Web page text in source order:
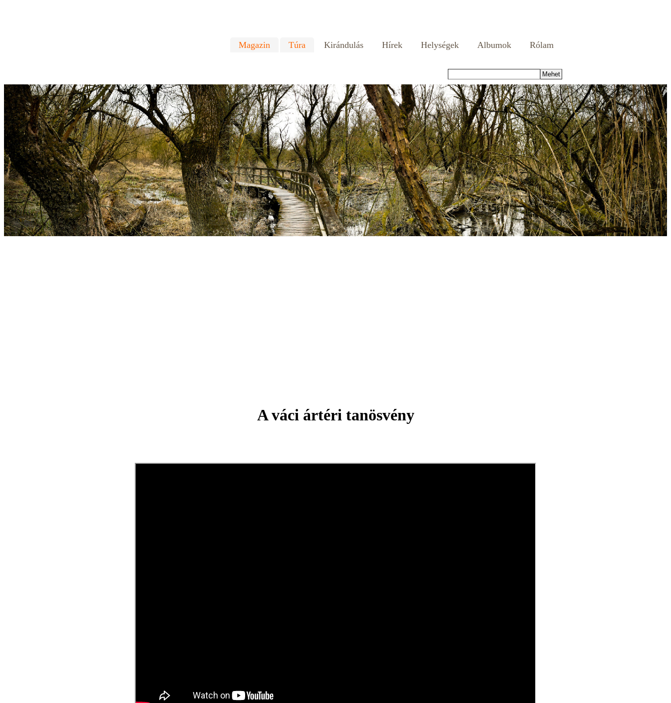
Magazin Túra Kirándulás Hírek Helységek Albumok Rólam
A váci ártéri tanösvény